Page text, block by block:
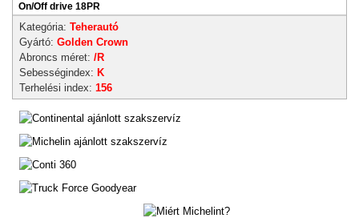
On/Off drive 18PR
Kategória: Teherautó
Gyártó: Golden Crown
Abroncs méret: /R
Sebességindex: K
Terhelési index: 156